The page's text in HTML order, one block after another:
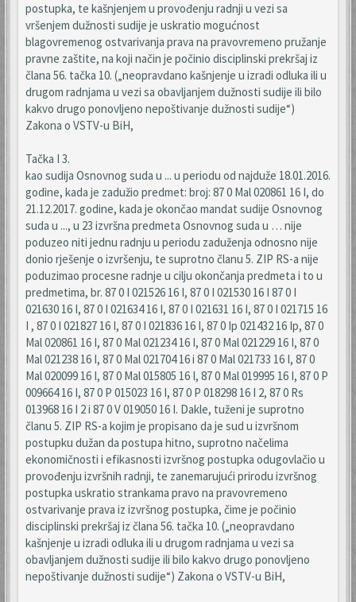
postupka, te kašnjenjem u provođenju radnji u vezi sa
vršenjem dužnosti sudije je uskratio mogućnost
blagovremenog ostvarivanja prava na pravovremeno pružanje
pravne zaštite, na koji način je počinio disciplinski prekršaj iz
člana 56. tačka 10. („neopravdano kašnjenje u izradi odluka ili u
drugom radnjama u vezi sa obavljanjem dužnosti sudije ili bilo
kakvo drugo ponovljeno nepoštivanje dužnosti sudije“)
Zakona o VSTV-u BiH,
Tačka I 3.
kao sudija Osnovnog suda u ... u periodu od najduže 18.01.2016.
godine, kada je zadužio predmet: broj: 87 0 Mal 020861 16 I, do
21.12.2017. godine, kada je okončao mandat sudije Osnovnog
suda u ..., u 23 izvršna predmeta Osnovnog suda u … nije
poduzeo niti jednu radnju u periodu zaduženja odnosno nije
donio rješenje o izvršenju, te suprotno članu 5. ZIP RS-a nije
poduzimao procesne radnje u cilju okončanja predmeta i to u
predmetima, br. 87 0 I 021526 16 I, 87 0 I 021530 16 I 87 0 I
021630 16 I, 87 0 I 021634 16 I, 87 0 I 021631 16 I, 87 0 I 021715 16
I , 87 0 I 021827 16 I, 87 0 I 021836 16 I, 87 0 Ip 021432 16 Ip, 87 0
Mal 020861 16 I, 87 0 Mal 021234 16 I, 87 0 Mal 021229 16 I, 87 0
Mal 021238 16 I, 87 0 Mal 021704 16 i 87 0 Mal 021733 16 I, 87 0
Mal 020099 16 I, 87 0 Mal 015805 16 I, 87 0 Mal 019995 16 I, 87 0 P
009664 16 I, 87 0 P 015023 16 I, 87 0 P 018298 16 I 2, 87 0 Rs
013968 16 I 2 i 87 0 V 019050 16 I. Dakle, tuženi je suprotno
članu 5. ZIP RS-a kojim je propisano da je sud u izvršnom
postupku dužan da postupa hitno, suprotno načelima
ekonomičnosti i efikasnosti izvršnog postupka odugovlačio u
provođenju izvršnih radnji, te zanemarujući prirodu izvršnog
postupka uskratio strankama pravo na pravovremeno
ostvarivanje prava iz izvršnog postupka, čime je počinio
disciplinski prekršaj iz člana 56. tačka 10. („neopravdano
kašnjenje u izradi odluka ili u drugom radnjama u vezi sa
obavljanjem dužnosti sudije ili bilo kakvo drugo ponovljeno
nepoštivanje dužnosti sudije“) Zakona o VSTV-u BiH,